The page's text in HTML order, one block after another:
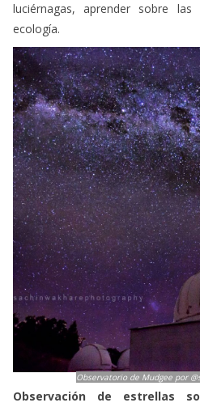
luciérnagas, aprender sobre
ecología.
Observatorio de Mudgee por
Observación de estrellas